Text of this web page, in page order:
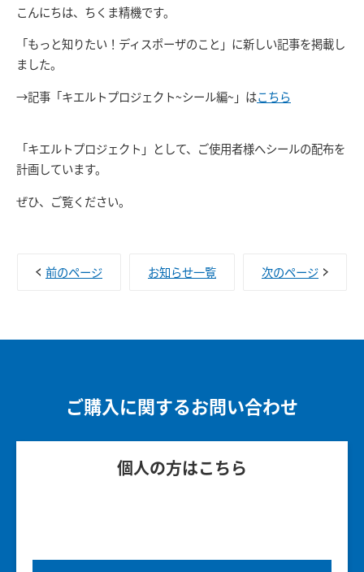
こんにちは、ちくま精機です。
「もっと知りたい！ディスポーザのこと」に新しい記事を掲載し
ました。
→記事「キエルトプロジェクト~シール編~」はこちら
「キエルトプロジェクト」として、ご使用者様へシールの配布を
計画しています。
ぜひ、ご覧ください。
前のページ お知らせ一覧 次のページ
ご購入に関するお問い合わせ
個人の方はこちら